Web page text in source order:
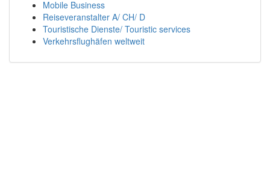
Mobile Business
Reiseveranstalter A/ CH/ D
Touristische Dienste/ Touristic services
Verkehrsflughäfen weltweit